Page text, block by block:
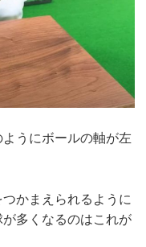
うにボールの軸が左
かまえられるように
多くなるのはこれが